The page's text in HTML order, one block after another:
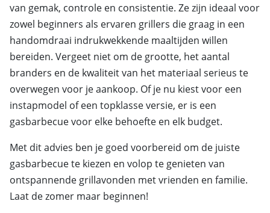
van gemak, controle en consistentie. Ze zijn ideaal voor
zowel beginners als ervaren grillers die graag in een
handomdraai indrukwekkende maaltijden willen
bereiden. Vergeet niet om de grootte, het aantal
branders en de kwaliteit van het materiaal serieus te
overwegen voor je aankoop. Of je nu kiest voor een
instapmodel of een topklasse versie, er is een
gasbarbecue voor elke behoefte en elk budget.
Met dit advies ben je goed voorbereid om de juiste
gasbarbecue te kiezen en volop te genieten van
ontspannende grillavonden met vrienden en familie.
Laat de zomer maar beginnen!